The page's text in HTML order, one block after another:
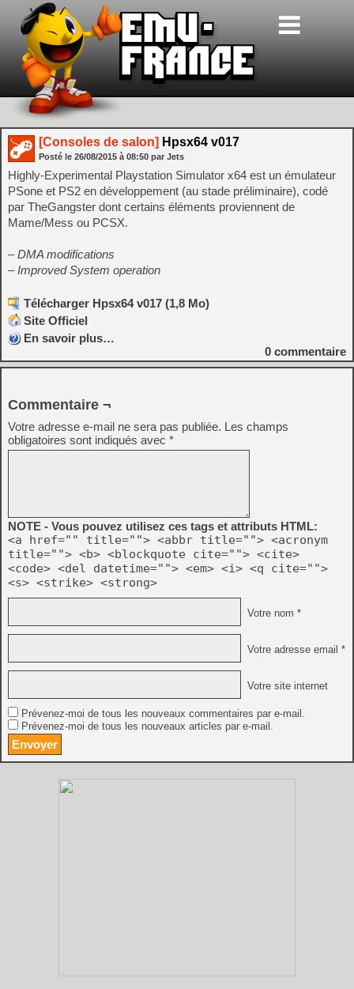
[Consoles de salon] Hpsx64 v017
Posté le 26/08/2015 à 08:50 par Jets
Highly-Experimental Playstation Simulator x64 est un émulateur
PSone et PS2 en développement (au stade préliminaire), codé
par TheGangster dont certains éléments proviennent de
Mame/Mess ou PCSX.
– DMA modifications
– Improved System operation
Télécharger Hpsx64 v017 (1,8 Mo)
Site Officiel
En savoir plus…
0 commentaire
Commentaire ¬
Votre adresse e-mail ne sera pas publiée. Les champs
obligatoires sont indiqués avec *
NOTE - Vous pouvez utilisez ces tags et attributs HTML:
<a href="" title=""> <abbr title=""> <acronym
title=""> <b> <blockquote cite=""> <cite>
<code> <del datetime=""> <em> <i> <q cite="">
<s> <strike> <strong>
Votre nom *
Votre adresse email *
Votre site internet
Prévenez-moi de tous les nouveaux commentaires par e-mail.
Prévenez-moi de tous les nouveaux articles par e-mail.